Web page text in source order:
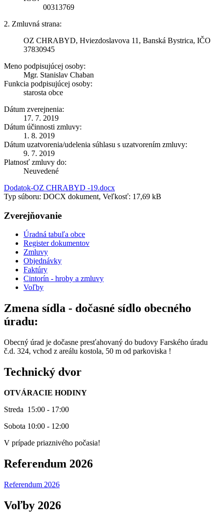
00313769
2. Zmluvná strana:
OZ CHRABYD, Hviezdoslavova 11, Banská Bystrica, IČO
37830945
Meno podpisujúcej osoby:
Mgr. Stanislav Chaban
Funkcia podpisujúcej osoby:
starosta obce
Dátum zverejnenia:
17. 7. 2019
Dátum účinnosti zmluvy:
1. 8. 2019
Dátum uzatvorenia/udelenia súhlasu s uzatvorením zmluvy:
9. 7. 2019
Platnosť zmluvy do:
Neuvedené
Dodatok-OZ CHRABYD -19.docx
Typ súboru: DOCX dokument, Veľkosť: 17,69 kB
Zverejňovanie
Úradná tabuľa obce
Register dokumentov
Zmluvy
Objednávky
Faktúry
Cintorín - hroby a zmluvy
Voľby
Zmena sídla - dočasné sídlo obecného
úradu:
Obecný úrad je dočasne presťahovaný do budovy Farského úradu
č.d. 324, vchod z areálu kostola, 50 m od parkoviska !
Technický dvor
OTVÁRACIE HODINY
Streda 15:00 - 17:00
Sobota 10:00 - 12:00
V prípade priaznivého počasia!
Referendum 2026
Referendum 2026
Voľby 2026